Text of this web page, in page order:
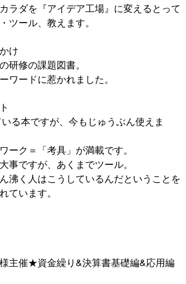
ラダを『アイデア工場』に変えるとって
ツール、教えます。
け
研修の課題図書。
ワードに惹かれました。
る本ですが、今もじゅうぶん使えま
ーク＝「考具」が満載です。
事ですが、あくまでツール。
沸く人はこうしているんだということを
ています。
主催★資金繰り&決算書基礎編&応用編